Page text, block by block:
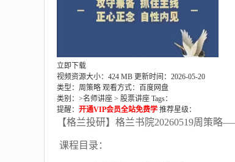
立即下载
视频资源大小：424 MB 更新时间：2026-05-20
类型：周策略 观看方式：百度网盘
类别：>名师讲座 > 股票讲座 Tags：
提醒： 开通VIP会员全站免费学 推荐星级：
【格兰投研】格兰书院20260519周策略
课程目录：